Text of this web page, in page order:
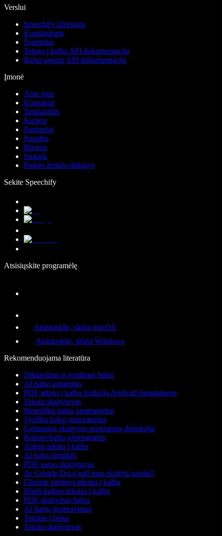
Verslui
Speechify kūrėjams
Komandoms
Švietimui
Teksto į kalbą API dokumentacija
Balso agentų API dokumentacija
Įmonė
Apie mus
Kontaktai
Tinklaraštis
Karjera
Partneriai
Pagalba
Būsena
Spauda
Prekės ženklo rinkinys
Sekite Speechify
Atsisiųskite programėlę
Atsisiųskite, skirta macOS
Atsisiųskite, skirta Windows
Rekomenduojama literatūra
Diktavimas ir įvedimas balsu
AI balso asistentas
PDF teksto į kalbą funkcija Android įrenginiuose
Teksto skaitytuvas
Moteriško balso generatorius
Vyriško balso generatorius
Geriausios skaitymo programos disleksijai
Roboto balso generatorius
Anime teksto į kalbą
AI balso keitiklis
PDF garso skaitytuvas
Ar Google Docs gali man skaityti garsiai?
Chrome plėtinys tekstui į kalbą
Hindi kalbos tekstas į kalbą
PDF skaitymas balsu
AI balsų generavimas
Tekstas į balsą
Teksto skaitytuvas